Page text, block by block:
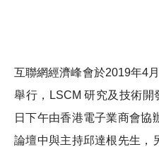
互聯網經濟峰會於2019年4
舉行，LSCM 研究及技術
日下午由香港電子業商會協
論壇中與主持邱達根先生，